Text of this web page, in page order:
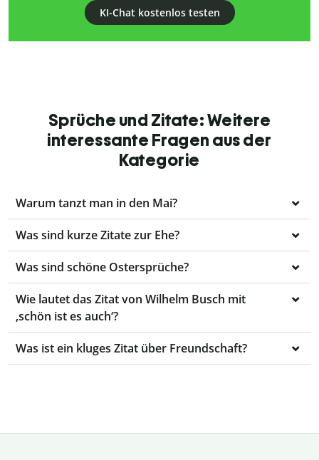
KI-Chat kostenlos testen
Sprüche und Zitate: Weitere
interessante Fragen aus der
Kategorie
Warum tanzt man in den Mai?
Was sind kurze Zitate zur Ehe?
Was sind schöne Ostersprüche?
Wie lautet das Zitat von Wilhelm Busch mit
‚schön ist es auch‘?
Was ist ein kluges Zitat über Freundschaft?